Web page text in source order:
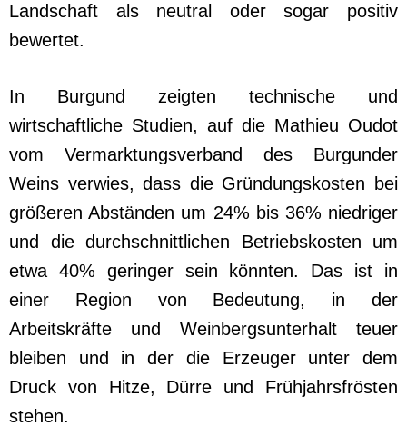
Landschaft als neutral oder sogar positiv
bewertet.
In Burgund zeigten technische und
wirtschaftliche Studien, auf die Mathieu Oudot
vom Vermarktungsverband des Burgunder
Weins verwies, dass die Gründungskosten bei
größeren Abständen um 24% bis 36% niedriger
und die durchschnittlichen Betriebskosten um
etwa 40% geringer sein könnten. Das ist in
einer Region von Bedeutung, in der
Arbeitskräfte und Weinbergsunterhalt teuer
bleiben und in der die Erzeuger unter dem
Druck von Hitze, Dürre und Frühjahrsfrösten
stehen.